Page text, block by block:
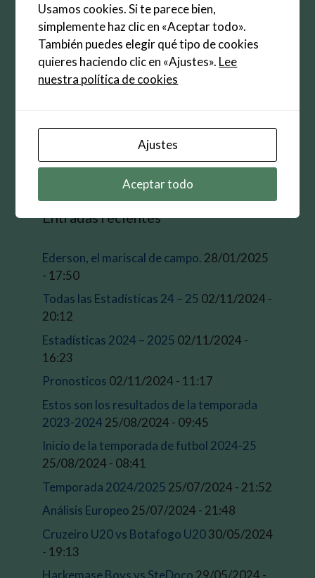
este navegador para la próxima vez que
comente.
Buscar:
Entradas recientes
Ederson, el mariscal de campo. 28/01/2025
- 17:50
Todas las Estadísticas 24 – 25 02/11/2024 -
20:12
Estadísticas 2024 – 2025 02/11/2024 -
16:23
Pronosticos 02/11/2024 - 11:17
Estos son los resultados de la temporada
2023-2024 25/08/2024 - 09:45
Inicio de la temporada de futbol 2024-25
25/08/2024 - 08:41
Temporada 2024/2025 25/07/2024 - 21:52
Análisis Europeo 25/07/2024 - 21:48
Cruzeiro U20 vs Botafogo U2030/05/2024
- 19:13
Harkemase Boys vs SteDoco 29/05/2024 -
Usamos cookies. Si te parece bien,
simplemente haz clic en «Aceptar todo».
También puedes elegir qué tipo de cookies
quieres haciendo clic en «Ajustes». Lee
nuestra política de cookies
Ajustes
Aceptar todo